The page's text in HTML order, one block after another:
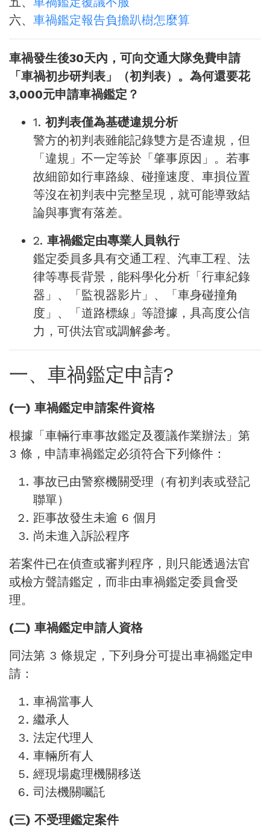
六、 車禍鑑定報告負擔趴樹怎麼算
車禍發生後30天內，可向交通大隊免費申請
「車禍初步研判表」（初判表）。為何還要花
3,000元申請車禍鑑定？
1. 初判表僅為基礎違規分析
警方的初判表雖能記錄雙方是否違規，但
「違規」不一定等於「肇事原因」。若事
故細節如行車路線、碰撞速度、車損位置
等沒在初判表中完整呈現，就可能導致結
論與事實有落差。
2. 車禍鑑定由專業人員執行
鑑定委員多具有交通工程、汽車工程、法
律等專長背景，能科學化分析「行車紀錄
器」、「監視器影片」、「車身碰撞角
度」、「道路標線」等證據，具高度公信
力，可供法官或調解參考。
一、車禍鑑定申請?
(一) 車禍鑑定申請案件資格
根據「車輛行車事故鑑定及覆議作業辦法」第
3 條，申請車禍鑑定必須符合下列條件：
事故已由警察機關受理（有初判表或登記
聯單）
距事故發生未逾 6 個月
尚未進入訴訟程序
若案件已在偵查或審判程序，則只能透過法官
或檢方聲請鑑定，而非由車禍鑑定委員會受
理。
(二) 車禍鑑定申請人資格
同法第 3 條規定，下列身分可提出車禍鑑定申
請：
車禍當事人
繼承人
法定代理人
車輛所有人
經現場處理機關移送
司法機關囑託
(三) 不受理鑑定案件